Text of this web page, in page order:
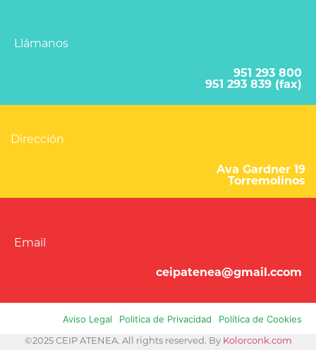
Llámanos
951 293 800
951 293 839 (fax)
Dirección
Ava Gardner 19
Torremolinos
Email
ceipatenea@gmail.ccom
Aviso Legal Politica de Privacidad
Política de Cookies
©2025 CEIP ATENEA. All rights reserved. By Kolorconk.com